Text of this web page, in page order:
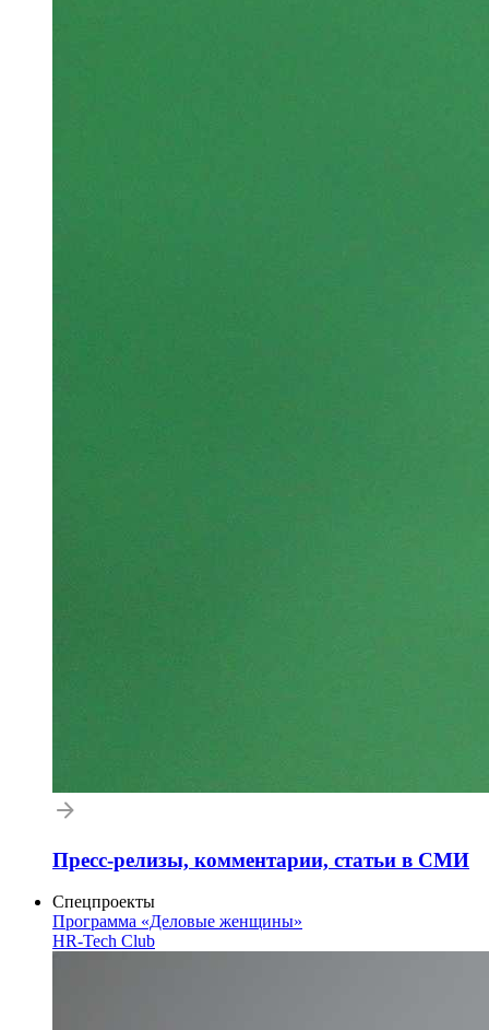
Пресс-релизы, комментарии, статьи в СМИ
Спецпроекты
Программа «Деловые женщины»
HR-Tech Club